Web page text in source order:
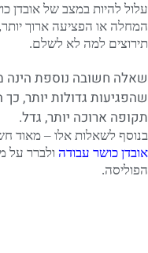
עלול להיות במצב של אובדן
המחלה או הפציעה ארוך
תירוצים למה לא לשלם.
שאלה חשובה נוספת
שהפגיעות גדולות יותר,
תקופה ארוכה יותר, גדל.
בנוסף לשאלות אלו – מאוד
אובדן כושר עבודה ולברר
הפוליסה.